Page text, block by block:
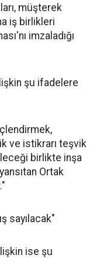
müşterek
iş birlikleri
imzaladığı
şu ifadelere
ve istikrarı teşvik
birlikte inşa
Ortak
sayılacak"
ise şu